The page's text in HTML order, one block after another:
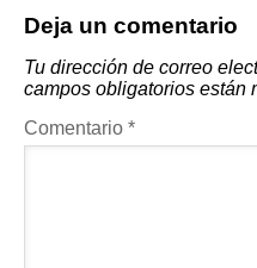
Deja un comentario
Tu dirección de correo
campos obligatorios están
Comentario *